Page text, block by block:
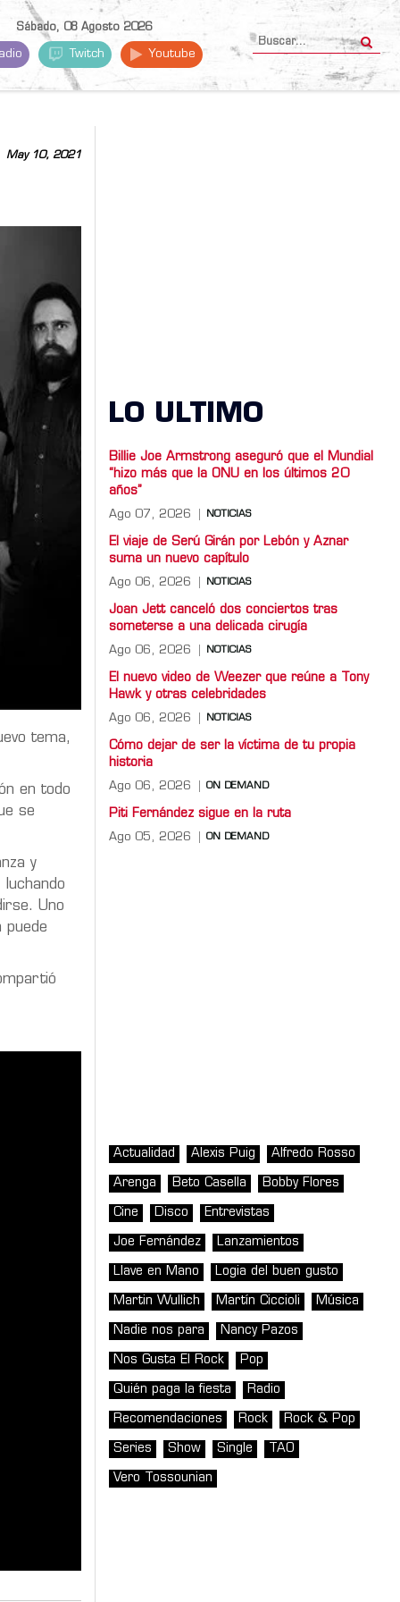
Sábado, 08 Agosto 2026
Twitch Youtube
May 10, 2021
tema,
en todo
se
y
Uno
puede
LO ULTIMO
Billie Joe Armstrong aseguró que el Mundial
“hizo más que la ONU en los últimos 20
años”
Ago 07, 2026 NOTICIAS
El viaje de Serú Girán por Lebón y Aznar
suma un nuevo capítulo
Ago 06, 2026 NOTICIAS
Joan Jett canceló dos conciertos tras
someterse a una delicada cirugía
Ago 06, 2026 NOTICIAS
El nuevo video de Weezer que reúne a Tony
Hawk y otras celebridades
Ago 06, 2026 NOTICIAS
Cómo dejar de ser la víctima de tu propia
historia
Ago 06, 2026 ON DEMAND
Piti Fernández sigue en la ruta
Ago 05, 2026 ON DEMAND
Actualidad Alexis Puig Alfredo Rosso
Arenga Beto Casella Bobby Flores
Cine Disco Entrevistas
Joe Fernández Lanzamientos
Llave en Mano Logia del buen gusto
Martin Wullich Martín Ciccioli Música
Nadie nos para Nancy Pazos
Nos Gusta El Rock Pop
Quién paga la fiesta Radio
Recomendaciones Rock Rock & Pop
Series Show Single TAO
Vero Tossounian